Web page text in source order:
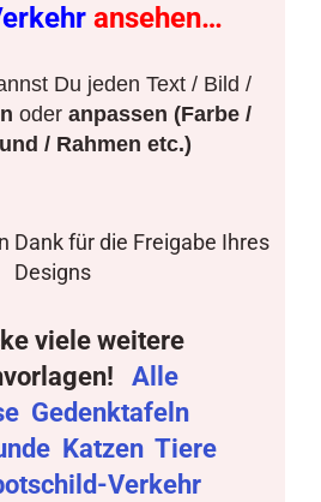
ansehen…
Du jeden Text / Bild /
oder anpassen (Farbe /
/ Rahmen etc.)
Dank für die Freigabe Ihres
Designs
viele weitere
Alle
Gedenktafeln
Katzen Tiere
Verkehr